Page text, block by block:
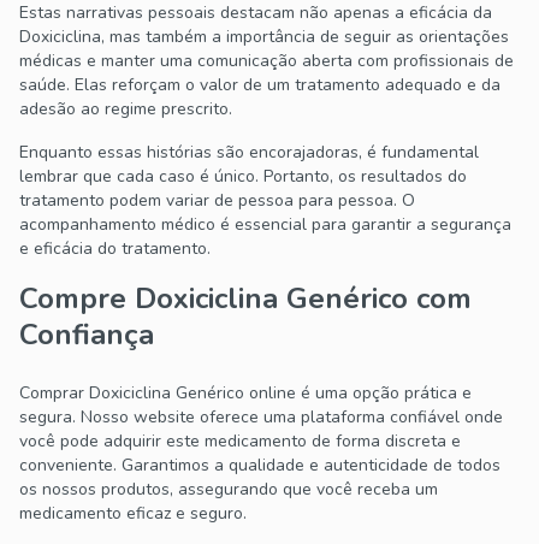
Estas narrativas pessoais destacam não apenas a eficácia da
Doxiciclina, mas também a importância de seguir as orientações
médicas e manter uma comunicação aberta com profissionais de
saúde. Elas reforçam o valor de um tratamento adequado e da
adesão ao regime prescrito.
Enquanto essas histórias são encorajadoras, é fundamental
lembrar que cada caso é único. Portanto, os resultados do
tratamento podem variar de pessoa para pessoa. O
acompanhamento médico é essencial para garantir a segurança
e eficácia do tratamento.
Compre Doxiciclina Genérico com
Confiança
Comprar Doxiciclina Genérico online é uma opção prática e
segura. Nosso website oferece uma plataforma confiável onde
você pode adquirir este medicamento de forma discreta e
conveniente. Garantimos a qualidade e autenticidade de todos
os nossos produtos, assegurando que você receba um
medicamento eficaz e seguro.